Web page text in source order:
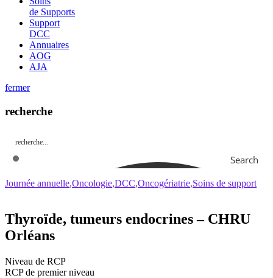
de Supports
Support
DCC
Annuaires
AOG
AJA
fermer
recherche
Search
Journée annuelle Oncologie DCC Oncogériatrie Soins de support
Thyroïde, tumeurs endocrines – CHRU
Orléans
Niveau de RCP
RCP de premier niveau